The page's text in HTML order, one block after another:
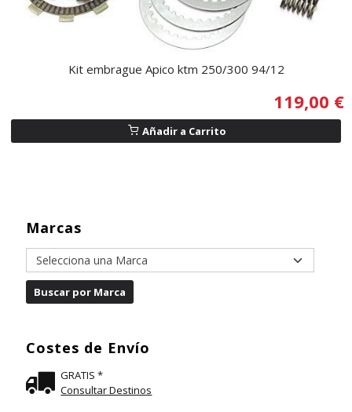
Marcas
Costes de Envío
GRATIS *
Consultar Destinos
Kit embrague Apico ktm 250/300 94/12
119,00 €
Añadir a Carrito